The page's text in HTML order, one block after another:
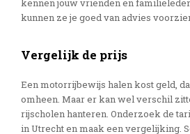
kunnen ze je goed van advies
Vergelijk de prijs
Een motorrijbewijs halen kost geld,
omheen. Maar er kan wel verschil
rijscholen hanteren. Onderzoek de
in Utrecht en maak een vergelijking.